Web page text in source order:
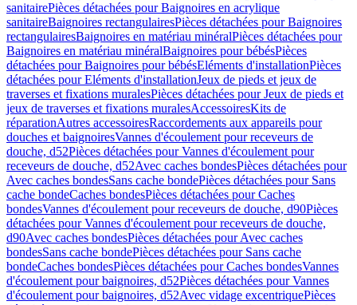
sanitairePièces détachées pour Baignoires en acrylique
sanitaireBaignoires rectangulairesPièces détachées pour Baignoires
rectangulairesBaignoires en matériau minéralPièces détachées pour
Baignoires en matériau minéralBaignoires pour bébésPièces
détachées pour Baignoires pour bébésEléments d'installationPièces
détachées pour Eléments d'installationJeux de pieds et jeux de
traverses et fixations muralesPièces détachées pour Jeux de pieds et
jeux de traverses et fixations muralesAccessoiresKits de
réparationAutres accessoiresRaccordements aux appareils pour
douches et baignoiresVannes d'écoulement pour receveurs de
douche, d52Pièces détachées pour Vannes d'écoulement pour
receveurs de douche, d52Avec caches bondesPièces détachées pour
Avec caches bondesSans cache bondePièces détachées pour Sans
cache bondeCaches bondesPièces détachées pour Caches
bondesVannes d'écoulement pour receveurs de douche, d90Pièces
détachées pour Vannes d'écoulement pour receveurs de douche,
d90Avec caches bondesPièces détachées pour Avec caches
bondesSans cache bondePièces détachées pour Sans cache
bondeCaches bondesPièces détachées pour Caches bondesVannes
d'écoulement pour baignoires, d52Pièces détachées pour Vannes
d'écoulement pour baignoires, d52Avec vidage excentriquePièces